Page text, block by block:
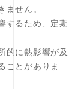
ません。
するため、定期
的に熱影響が及
ことがありま